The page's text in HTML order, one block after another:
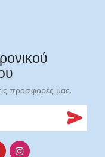
προσφορές μας.